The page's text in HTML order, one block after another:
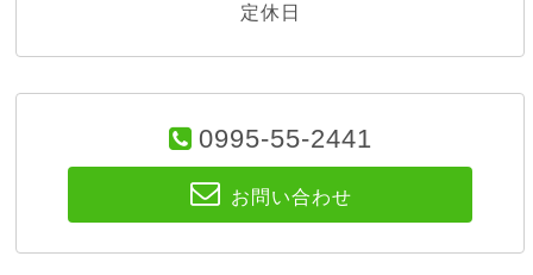
定休日
0995-55-2441
お問い合わせ